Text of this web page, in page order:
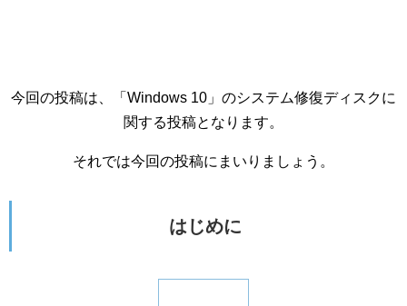
今回の投稿は、「Windows 10」のシステム修復ディスクに
関する投稿となります。
それでは今回の投稿にまいりましょう。
はじめに